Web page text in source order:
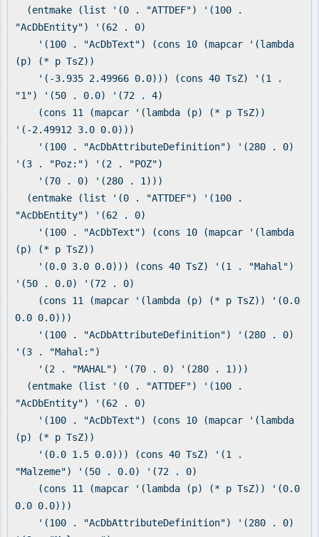
(entmake (list '(0 . "ATTDEF") '(100 .
"AcDbEntity") '(62 . 0)
'(100 . "AcDbText") (cons 10 (mapcar '(lambda
(p) (* p TsZ))
'(-3.935 2.49966 0.0))) (cons 40 TsZ) '(1 .
"1") '(50 . 0.0) '(72 . 4)
(cons 11 (mapcar '(lambda (p) (* p TsZ))
'(-2.49912 3.0 0.0)))
'(100 . "AcDbAttributeDefinition") '(280 . 0)
'(3 . "Poz:") '(2 . "POZ")
'(70 . 0) '(280 . 1)))
(entmake (list '(0 . "ATTDEF") '(100 .
"AcDbEntity") '(62 . 0)
'(100 . "AcDbText") (cons 10 (mapcar '(lambda
(p) (* p TsZ))
'(0.0 3.0 0.0))) (cons 40 TsZ) '(1 . "Mahal")
'(50 . 0.0) '(72 . 0)
(cons 11 (mapcar '(lambda (p) (* p TsZ)) '(0.0
0.0 0.0)))
'(100 . "AcDbAttributeDefinition") '(280 . 0)
'(3 . "Mahal:")
'(2 . "MAHAL") '(70 . 0) '(280 . 1)))
(entmake (list '(0 . "ATTDEF") '(100 .
"AcDbEntity") '(62 . 0)
'(100 . "AcDbText") (cons 10 (mapcar '(lambda
(p) (* p TsZ))
'(0.0 1.5 0.0))) (cons 40 TsZ) '(1 .
"Malzeme") '(50 . 0.0) '(72 . 0)
(cons 11 (mapcar '(lambda (p) (* p TsZ)) '(0.0
0.0 0.0)))
'(100 . "AcDbAttributeDefinition") '(280 . 0)